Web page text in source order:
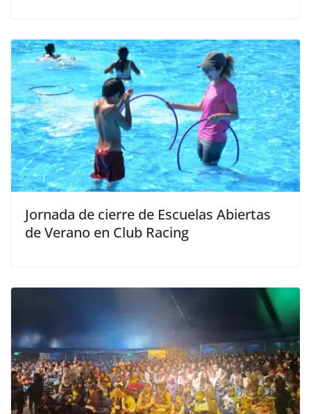
Jornada de cierre de Escuelas Abiertas
de Verano en Club Racing